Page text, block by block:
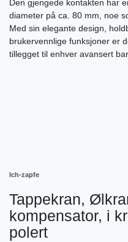
Den gjengede kontakten har
diameter på ca. 80 mm, noe
Med sin elegante design,
brukervennlige funksjoner er
tillegget til enhver avansert
Ich-zapfe
Tappekran,
kompensator, i
polert